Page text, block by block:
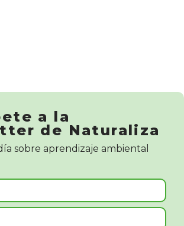
a la
de Naturaliza
sobre aprendizaje ambiental